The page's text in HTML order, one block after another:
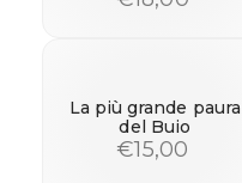
La più grande paura
del Buio
€15,00